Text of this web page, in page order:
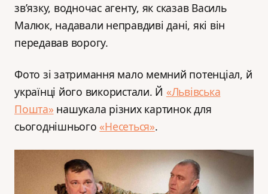
зв’язку, водночас агенту, як сказав Василь
Малюк, надавали неправдиві дані, які він
передавав ворогу.
Фото зі затримання мало мемний потенціал, й
українці його використали. Й «Львівська
Пошта» нашукала різних картинок для
сьогоднішнього«Несеться».